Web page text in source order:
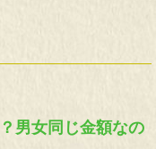
男女同じ金額なの